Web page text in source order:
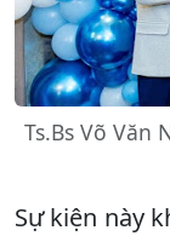
Ts.Bs Võ Văn
Sự kiện này